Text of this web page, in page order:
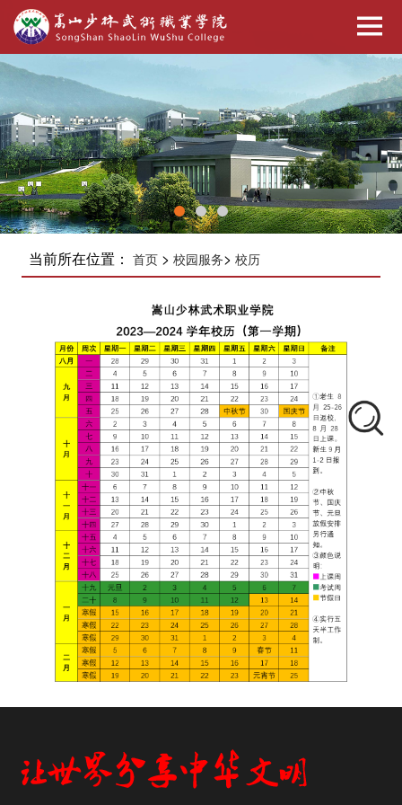
当前所在位置： 首页> 校园服务> 校历